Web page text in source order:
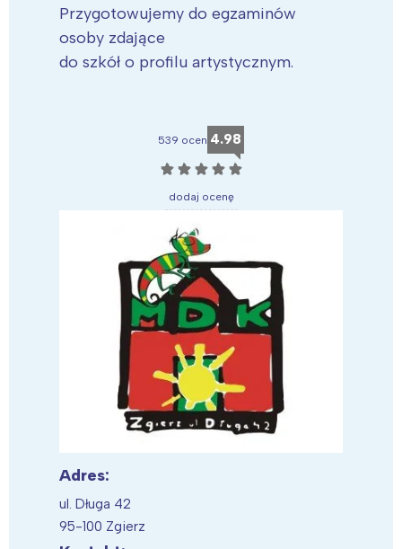
Przygotowujemy do egzaminów
osoby zdające
do szkół o profilu artystycznym.
539 ocen 4.98
☆ ☆ ☆ ☆ ☆
dodaj ocenę
Adres:
ul. Długa 42
95-100 Zgierz